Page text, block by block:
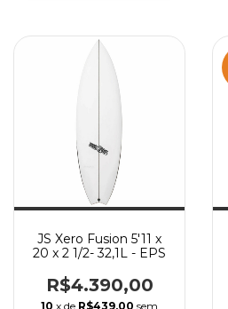
JS Xero Fusion 5'11 x
20 x 2 1/2- 32,1L - EPS
R$4.390,00
10 x de R$439,00 sem